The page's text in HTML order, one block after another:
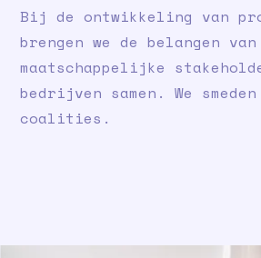
Bij de ontwikkeling van
brengen we de belangen
maatschappelijke
bedrijven samen. We smeden
coalities.